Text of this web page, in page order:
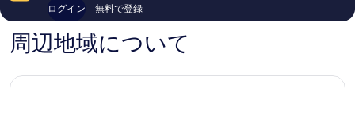
142
件
の
口
ミ
ログイン 無料で登録
周辺地域について